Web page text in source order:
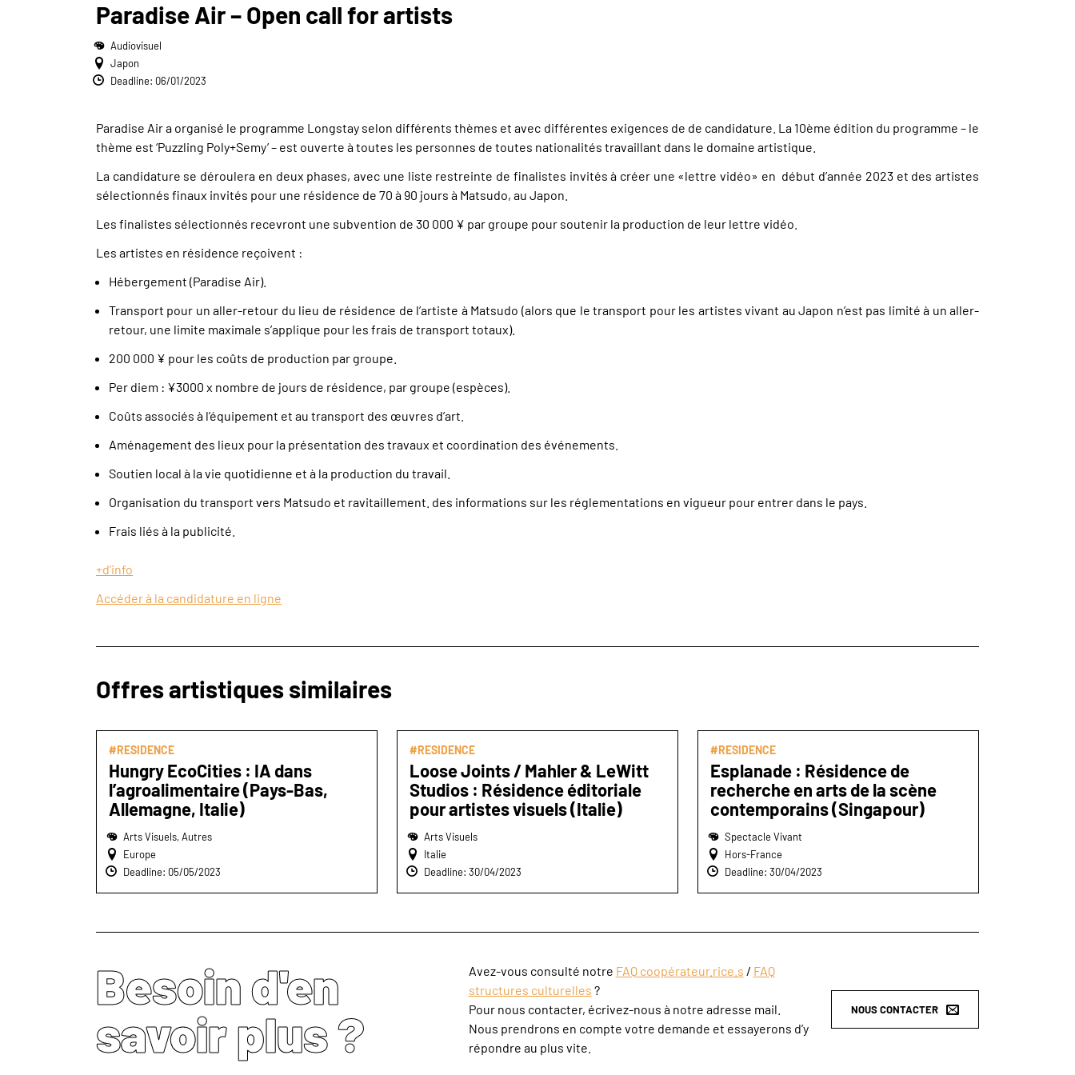
Paradise Air – Open call for artists
Audiovisuel
Japon
Deadline: 06/01/2023
Paradise Air a organisé le programme Longstay selon différents thèmes et avec différentes exigences de de candidature. La 10ème édition du programme – le
thème est ‘Puzzling Poly+Semy’ – est ouverte à toutes les personnes de toutes nationalités travaillant dans le domaine artistique.
La candidature se déroulera en deux phases, avec une liste restreinte de finalistes invités à créer une «lettre vidéo» en début d’année 2023 et des artistes
sélectionnés finaux invités pour une résidence de 70 à 90 jours à Matsudo, au Japon.
Les finalistes sélectionnés recevront une subvention de 30 000 ¥ par groupe pour soutenir la production de leur lettre vidéo.
Les artistes en résidence reçoivent :
Hébergement (Paradise Air).
Transport pour un aller-retour du lieu de résidence de l’artiste à Matsudo (alors que le transport pour les artistes vivant au Japon n’est pas limité à un aller-
retour, une limite maximale s’applique pour les frais de transport totaux).
200 000 ¥ pour les coûts de production par groupe.
Per diem : ¥3000 x nombre de jours de résidence, par groupe (espèces).
Coûts associés à l’équipement et au transport des œuvres d’art.
Aménagement des lieux pour la présentation des travaux et coordination des événements.
Soutien local à la vie quotidienne et à la production du travail.
Organisation du transport vers Matsudo et ravitaillement. des informations sur les réglementations en vigueur pour entrer dans le pays.
Frais liés à la publicité.
+d’info
Accéder à la candidature en ligne
Offres artistiques similaires
#RESIDENCE
Hungry EcoCities : IA dans
l’agroalimentaire (Pays-Bas,
Allemagne, Italie)
Arts Visuels, Autres
Europe
Deadline: 05/05/2023
#RESIDENCE
Loose Joints / Mahler & LeWitt
Studios : Résidence éditoriale
pour artistes visuels (Italie)
Arts Visuels
Italie
Deadline: 30/04/2023
#RESIDENCE
Esplanade : Résidence de
recherche en arts de la scène
contemporains (Singapour)
Spectacle Vivant
Hors-France
Deadline: 30/04/2023
Besoin d'en
savoir plus ?
Avez-vous consulté notre FAQ coopérateur.rice.s / FAQ
structures culturelles ?
Pour nous contacter, écrivez-nous à notre adresse mail.
Nous prendrons en compte votre demande et essayerons d’y
répondre au plus vite.
NOUS CONTACTER